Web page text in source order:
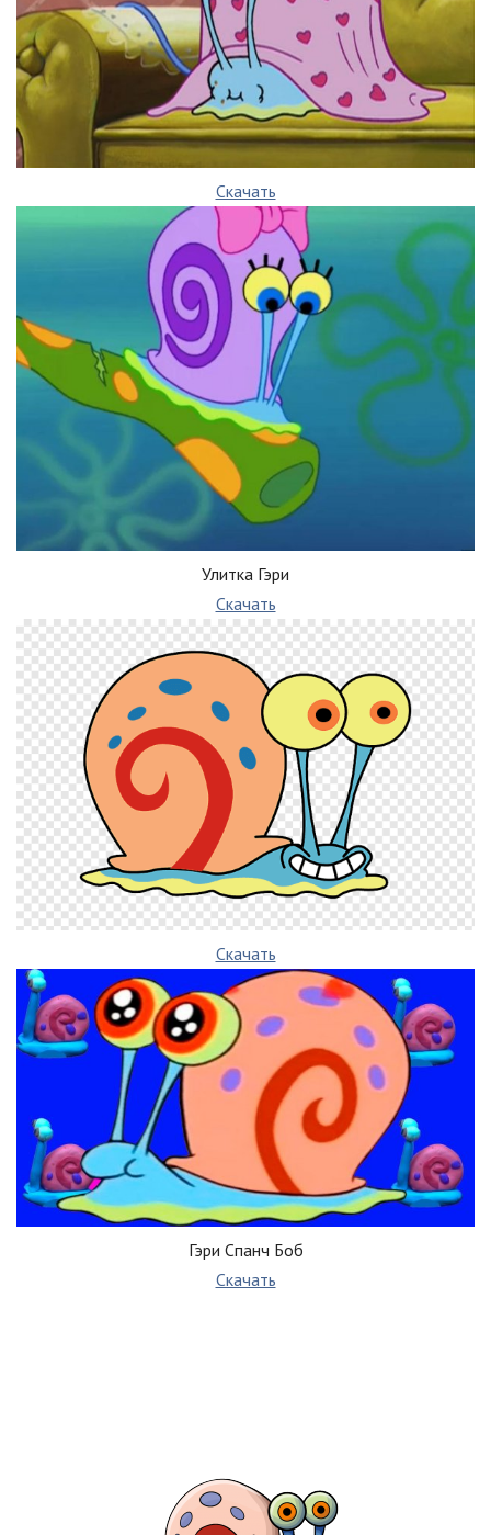
Скачать
Улитка Гэри
Скачать
Скачать
Гэри Спанч Боб
Скачать